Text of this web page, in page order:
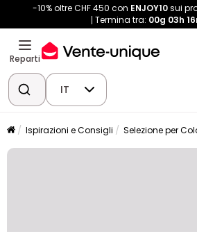
-10% oltre CHF 450 con ENJOY10sui
Termina tra: 00g 03h
Reparti
IT
Ispirazioni e Consigli Selezione per